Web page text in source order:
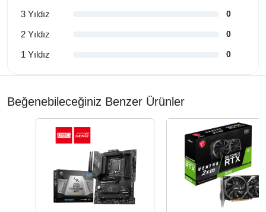
3 Yıldız 0
2 Yıldız 0
1 Yıldız 0
Beğenebileceğiniz Benzer Ürünler